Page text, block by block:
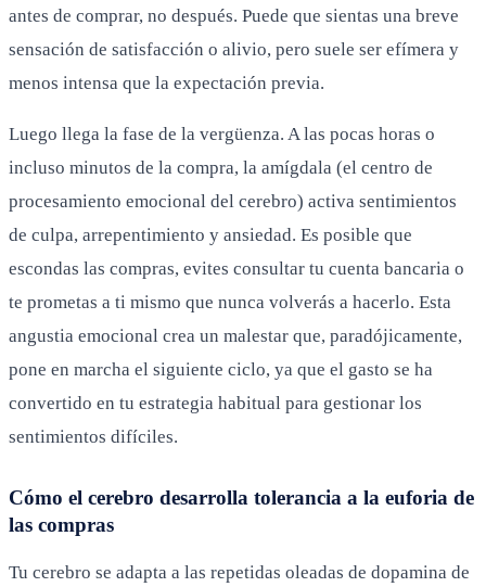
antes de comprar, no después. Puede que sientas una breve
sensación de satisfacción o alivio, pero suele ser efímera y
menos intensa que la expectación previa.
Luego llega la fase de la vergüenza. A las pocas horas o
incluso minutos de la compra, la amígdala (el centro de
procesamiento emocional del cerebro) activa sentimientos
de culpa, arrepentimiento y ansiedad. Es posible que
escondas las compras, evites consultar tu cuenta bancaria o
te prometas a ti mismo que nunca volverás a hacerlo. Esta
angustia emocional crea un malestar que, paradójicamente,
pone en marcha el siguiente ciclo, ya que el gasto se ha
convertido en tu estrategia habitual para gestionar los
sentimientos difíciles.
Cómo el cerebro desarrolla tolerancia a la euforia de
las compras
Tu cerebro se adapta a las repetidas oleadas de dopamina de